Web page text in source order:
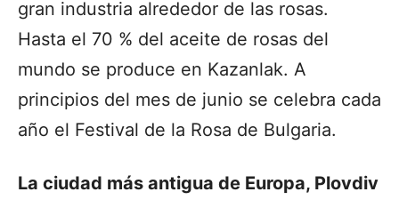
gran industria alrededor de las rosas.
Hasta el 70 % del aceite de rosas del
mundo se produce en Kazanlak. A
principios del mes de junio se celebra cada
año el Festival de la Rosa de Bulgaria.
La ciudad más antigua de Europa, Plovdiv